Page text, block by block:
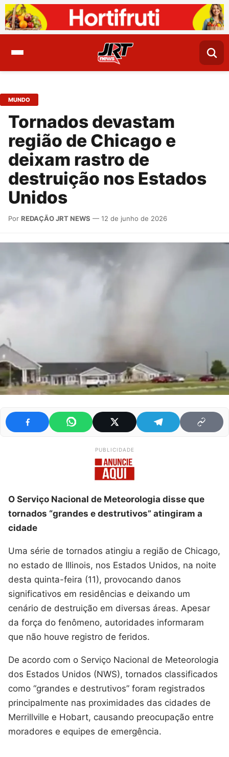
MUNDO
Tornados devastam
região de Chicago e
deixam rastro de
destruição nos Estados
Unidos
Por REDAÇÃO JRT NEWS — 12 de junho de 2026
PUBLICIDADE
O Serviço Nacional de Meteorologia disse que
tornados “grandes e destrutivos” atingiram a
cidade
Uma série de tornados atingiu a região de Chicago,
no estado de Illinois, nos Estados Unidos, na noite
desta quinta-feira (11), provocando danos
significativos em residências e deixando um
cenário de destruição em diversas áreas. Apesar
da força do fenômeno, autoridades informaram
que não houve registro de feridos.
De acordo com o Serviço Nacional de Meteorologia
dos Estados Unidos (NWS), tornados classificados
como “grandes e destrutivos” foram registrados
principalmente nas proximidades das cidades de
Merrillville e Hobart, causando preocupação entre
moradores e equipes de emergência.